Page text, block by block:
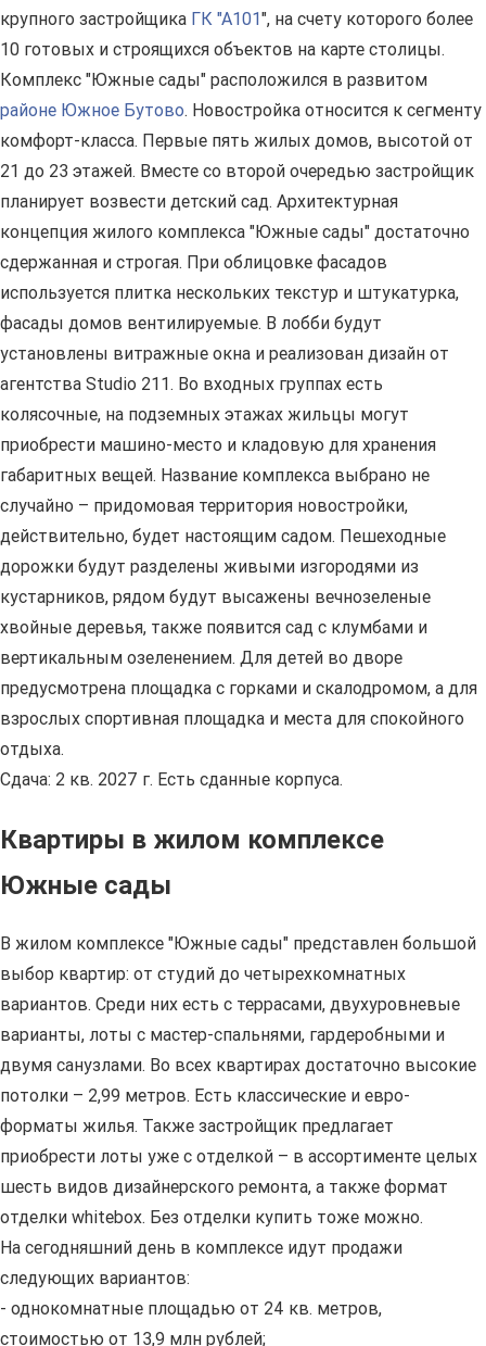
крупного застройщика ГК "А101", на счету которого более
10 готовых и строящихся объектов на карте столицы.
Комплекс "Южные сады" расположился в развитом
районе Южное Бутово. Новостройка относится к сегменту
комфорт-класса. Первые пять жилых домов, высотой от
21 до 23 этажей. Вместе со второй очередью застройщик
планирует возвести детский сад. Архитектурная
концепция жилого комплекса "Южные сады" достаточно
сдержанная и строгая. При облицовке фасадов
используется плитка нескольких текстур и штукатурка,
фасады домов вентилируемые. В лобби будут
установлены витражные окна и реализован дизайн от
агентства Studio 211. Во входных группах есть
колясочные, на подземных этажах жильцы могут
приобрести машино-место и кладовую для хранения
габаритных вещей. Название комплекса выбрано не
случайно – придомовая территория новостройки,
действительно, будет настоящим садом. Пешеходные
дорожки будут разделены живыми изгородями из
кустарников, рядом будут высажены вечнозеленые
хвойные деревья, также появится сад с клумбами и
вертикальным озеленением. Для детей во дворе
предусмотрена площадка с горками и скалодромом, а для
взрослых спортивная площадка и места для спокойного
отдыха.
Сдача: 2 кв. 2027 г. Есть сданные корпуса.
Квартиры в жилом комплексе
Южные сады
В жилом комплексе "Южные сады" представлен большой
выбор квартир: от студий до четырехкомнатных
вариантов. Среди них есть с террасами, двухуровневые
варианты, лоты с мастер-спальнями, гардеробными и
двумя санузлами. Во всех квартирах достаточно высокие
потолки – 2,99 метров. Есть классические и евро-
форматы жилья. Также застройщик предлагает
приобрести лоты уже с отделкой – в ассортименте целых
шесть видов дизайнерского ремонта, а также формат
отделки whitebox. Без отделки купить тоже можно.
На сегодняшний день в комплексе идут продажи
следующих вариантов:
- однокомнатные площадью от 24 кв. метров,
стоимостью от 13,9 млн рублей;